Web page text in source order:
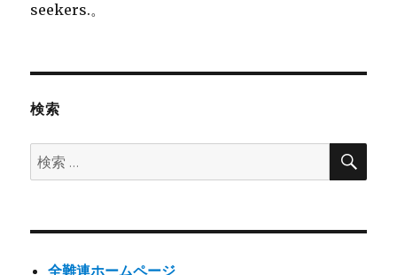
seekers.。
検索
検
索:
検
全難連ホームページ